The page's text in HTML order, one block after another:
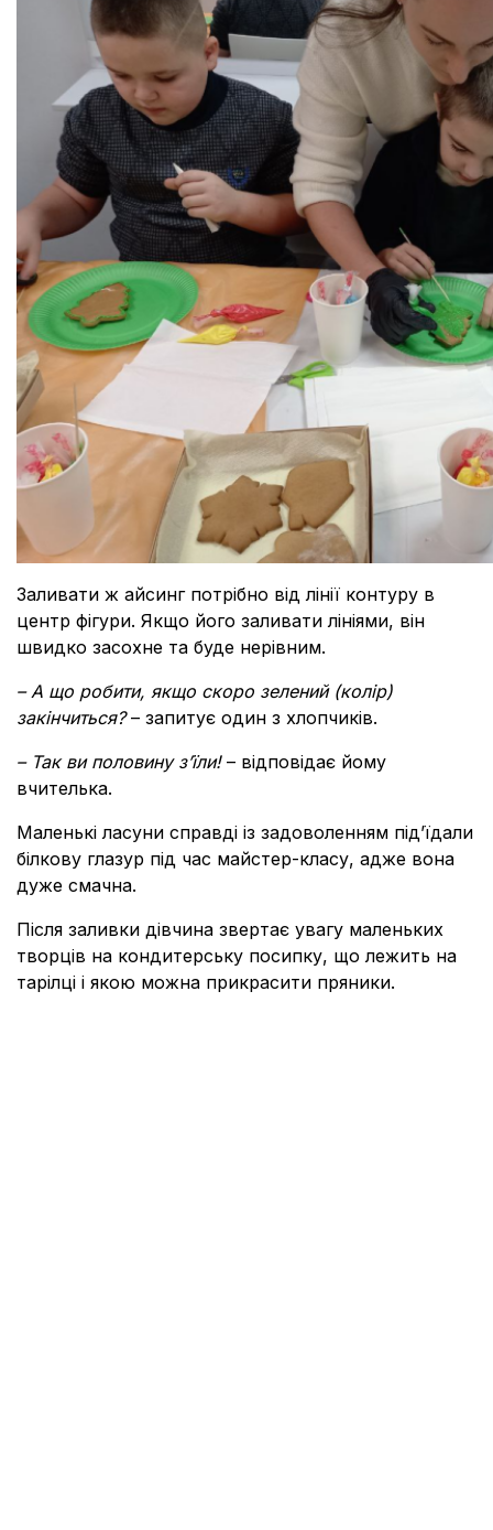
Заливати ж айсинг потрібно від лінії контуру в
центр фігури. Якщо його заливати лініями, він
швидко засохне та буде нерівним.
– А що робити, якщо скоро зелений (колір)
закінчиться?– запитує один з хлопчиків.
– Так ви половину з’їли! – відповідає йому
вчителька.
Маленькі ласуни справді із задоволенням під’їдали
білкову глазур під час майстер-класу, адже вона
дуже смачна.
Після заливки дівчина звертає увагу маленьких
творців на кондитерську посипку, що лежить на
тарілці і якою можна прикрасити пряники.